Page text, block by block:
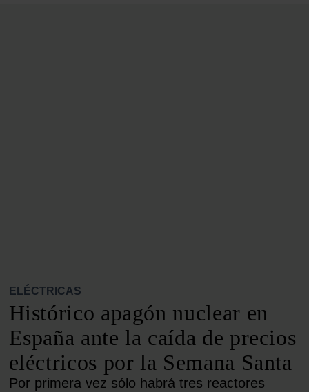
ELÉCTRICAS
Histórico apagón nuclear en
España ante la caída de precios
eléctricos por la Semana Santa
Por primera vez sólo habrá tres reactores